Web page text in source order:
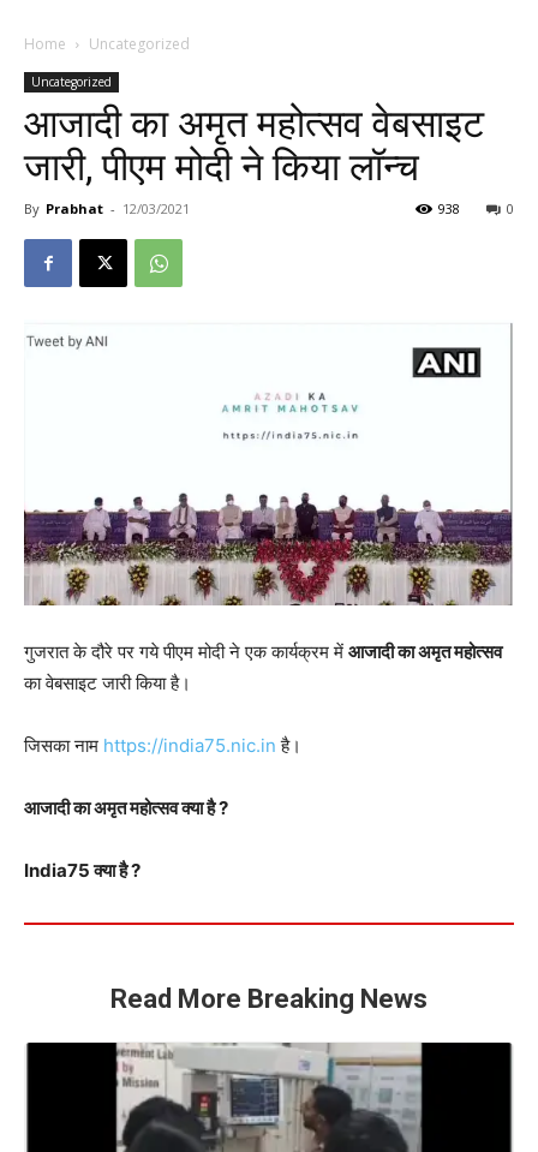
Home Uncategorized
Uncategorized
आजादी का अमृत महोत्सव वेबसाइट
जारी, पीएम मोदी ने किया लॉन्च
By Prabhat - 12/03/2021 0
938
गुजरात के दौरे पर गये पीएम मोदी ने एक कार्यक्रम में आजादी का अमृत महोत्सव
का वेबसाइट जारी किया है।
जिसका नाम https://india75.nic.in है।
आजादी का अमृत महोत्सव क्या है ?
India75 क्या है ?
Read More Breaking News